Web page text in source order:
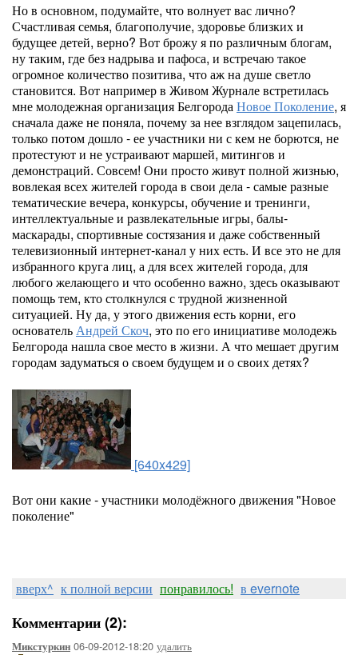
Но в основном, подумайте, что волнует вас лично?
Счастливая семья, благополучие, здоровье близких и
будущее детей, верно? Вот брожу я по различным блогам,
ну таким, где без надрыва и пафоса, и встречаю такое
огромное количество позитива, что аж на душе светло
становится. Вот например в Живом Журнале встретилась
мне молодежная организация БелгородаНовое Поколение, я
сначала даже не поняла, почему за нее взглядом зацепилась,
только потом дошло - ее участники ни с кем не борются, не
протестуют и не устраивают маршей, митингов и
демонстраций. Совсем! Они просто живут полной жизнью,
вовлекая всех жителей города в свои дела - самые разные
тематические вечера, конкурсы, обучение и тренинги,
интеллектуальные и развлекательные игры, балы-
маскарады, спортивные состязания и даже собственный
телевизионный интернет-канал у них есть. И все это не для
избранного круга лиц, а для всех жителей города, для
любого желающего и что особенно важно, здесь оказывают
помощь тем, кто столкнулся с трудной жизненной
ситуацией. Ну да, у этого движения есть корни, его
основательАндрей Скоч, это по его инициативе молодежь
Белгорода нашла свое место в жизни. А что мешает другим
городам задуматься о своем будущем и о своих детях?
[640x429]
Вот они какие - участники молодёжного движения "Новое
поколение"
вверх^ к полной версии понравилось! в evernote
Комментарии (2):
Микстуркин 06-09-2012-18:20 удалить